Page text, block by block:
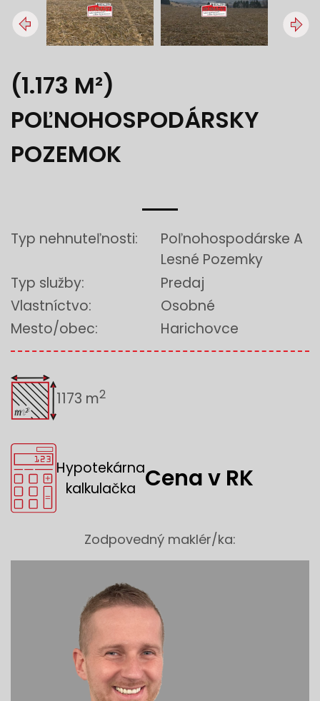
(1.173 M²)
POĽNOHOSPODÁRSKY
POZEMOK
Typ nehnuteľnosti:
Poľnohospodárske A
Lesné Pozemky
Typ služby:
Predaj
Vlastníctvo:
Osobné
Mesto/obec:
Harichovce
1173 m2
Hypotekárna
kalkulačka Cena v RK
Zodpovedný maklér/ka: